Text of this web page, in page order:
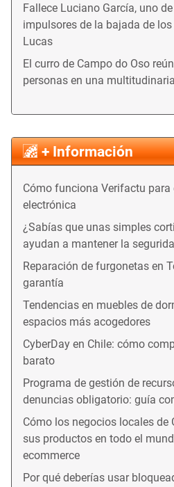
Fallece Luciano García, uno
impulsores de la bajada de
Lucas
El curro de Campo do Oso
personas en una
+ Información
Cómo funciona Verifactu
electrónica
¿Sabías que unas simples
ayudan a mantener la
Reparación de furgonetas en
garantía
Tendencias en muebles de
espacios más acogedores
CyberDay en Chile: cómo
barato
Programa de gestión de
denuncias obligatorio: guía
Cómo los negocios locales de
sus productos en todo el
ecommerce
Por qué deberías usar